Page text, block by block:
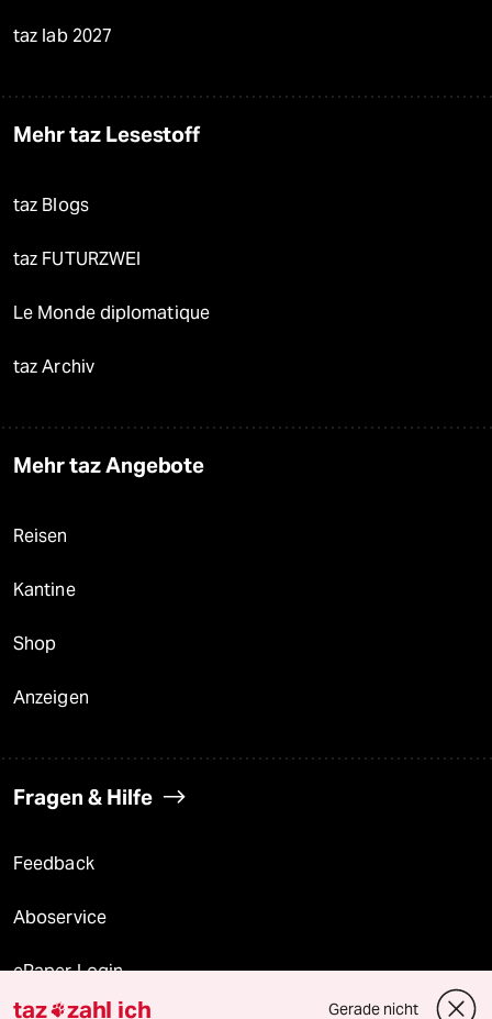
taz lab 2027
Mehr taz Lesestoff
taz Blogs
taz FUTURZWEI
Le Monde diplomatique
taz Archiv
Mehr taz Angebote
Reisen
Kantine
Shop
Anzeigen
Fragen & Hilfe
Feedback
Aboservice
ePaper Login
taz zahl ich Gerade nicht